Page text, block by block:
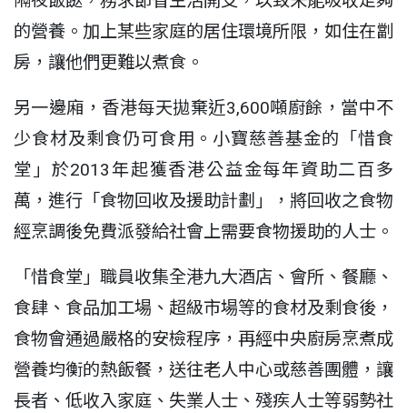
的營養。加上某些家庭的居住環境所限，如住在劏
房，讓他們更難以煮食。
另一邊廂，香港每天拋棄近3,600噸廚餘，當中不
少食材及剩食仍可食用。小寶慈善基金的「惜食
堂」於2013年起獲香港公益金每年資助二百多
萬，進行「食物回收及援助計劃」，將回收之食物
經烹調後免費派發給社會上需要食物援助的人士。
「惜食堂」職員收集全港九大酒店、會所、餐廳、
食肆、食品加工場、超級市場等的食材及剩食後，
食物會通過嚴格的安檢程序，再經中央廚房烹煮成
營養均衡的熱飯餐，送往老人中心或慈善團體，讓
長者、低收入家庭、失業人士、殘疾人士等弱勢社